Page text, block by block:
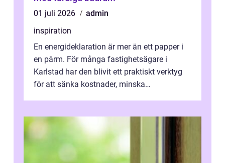
01 juli 2026
admin
inspiration
En energideklaration är mer än ett papper i
en pärm. För många fastighetsägare i
Karlstad har den blivit ett praktiskt verktyg
för att sänka kostnader, minska